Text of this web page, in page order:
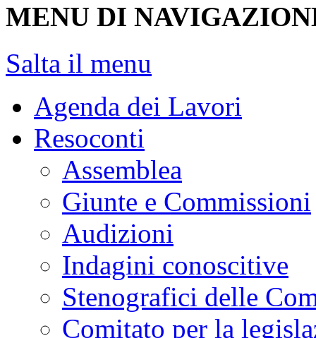
MENU DI
Salta il menu
Agenda dei Lavori
Resoconti
Assemblea
Giunte e Commissioni
Audizioni
Indagini conoscitive
Stenografici delle
Comitato per la